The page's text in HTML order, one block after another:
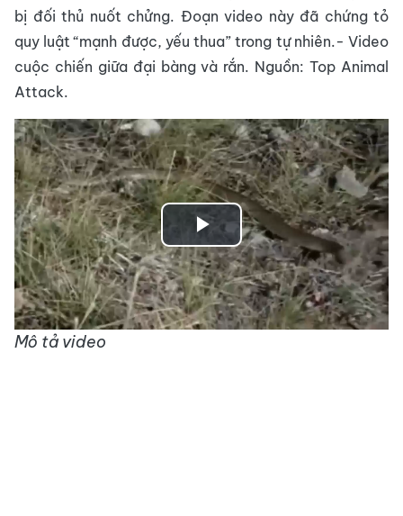
bị đối thủ nuốt chửng. Đoạn video này đã chứng tỏ
quy luật “mạnh được, yếu thua” trong tự nhiên.- Video
cuộc chiến giữa đại bàng và rắn. Nguồn: Top Animal
Attack.
Play
Video
Mô tả video